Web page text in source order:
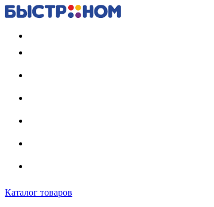
Каталог товаров